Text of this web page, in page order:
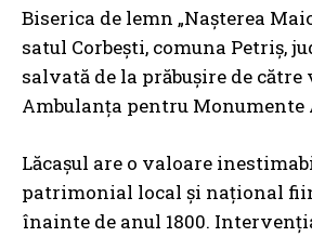
Biserica de lemn „Nașterea
satul Corbești, comuna Petriș,
salvată de la prăbușire de
Ambulanța pentru Monumente
Lăcașul are o valoare
patrimonial local și național
înainte de anul 1800.